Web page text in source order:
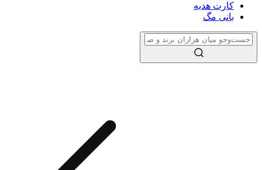
کارت هدیه
بانی مگ